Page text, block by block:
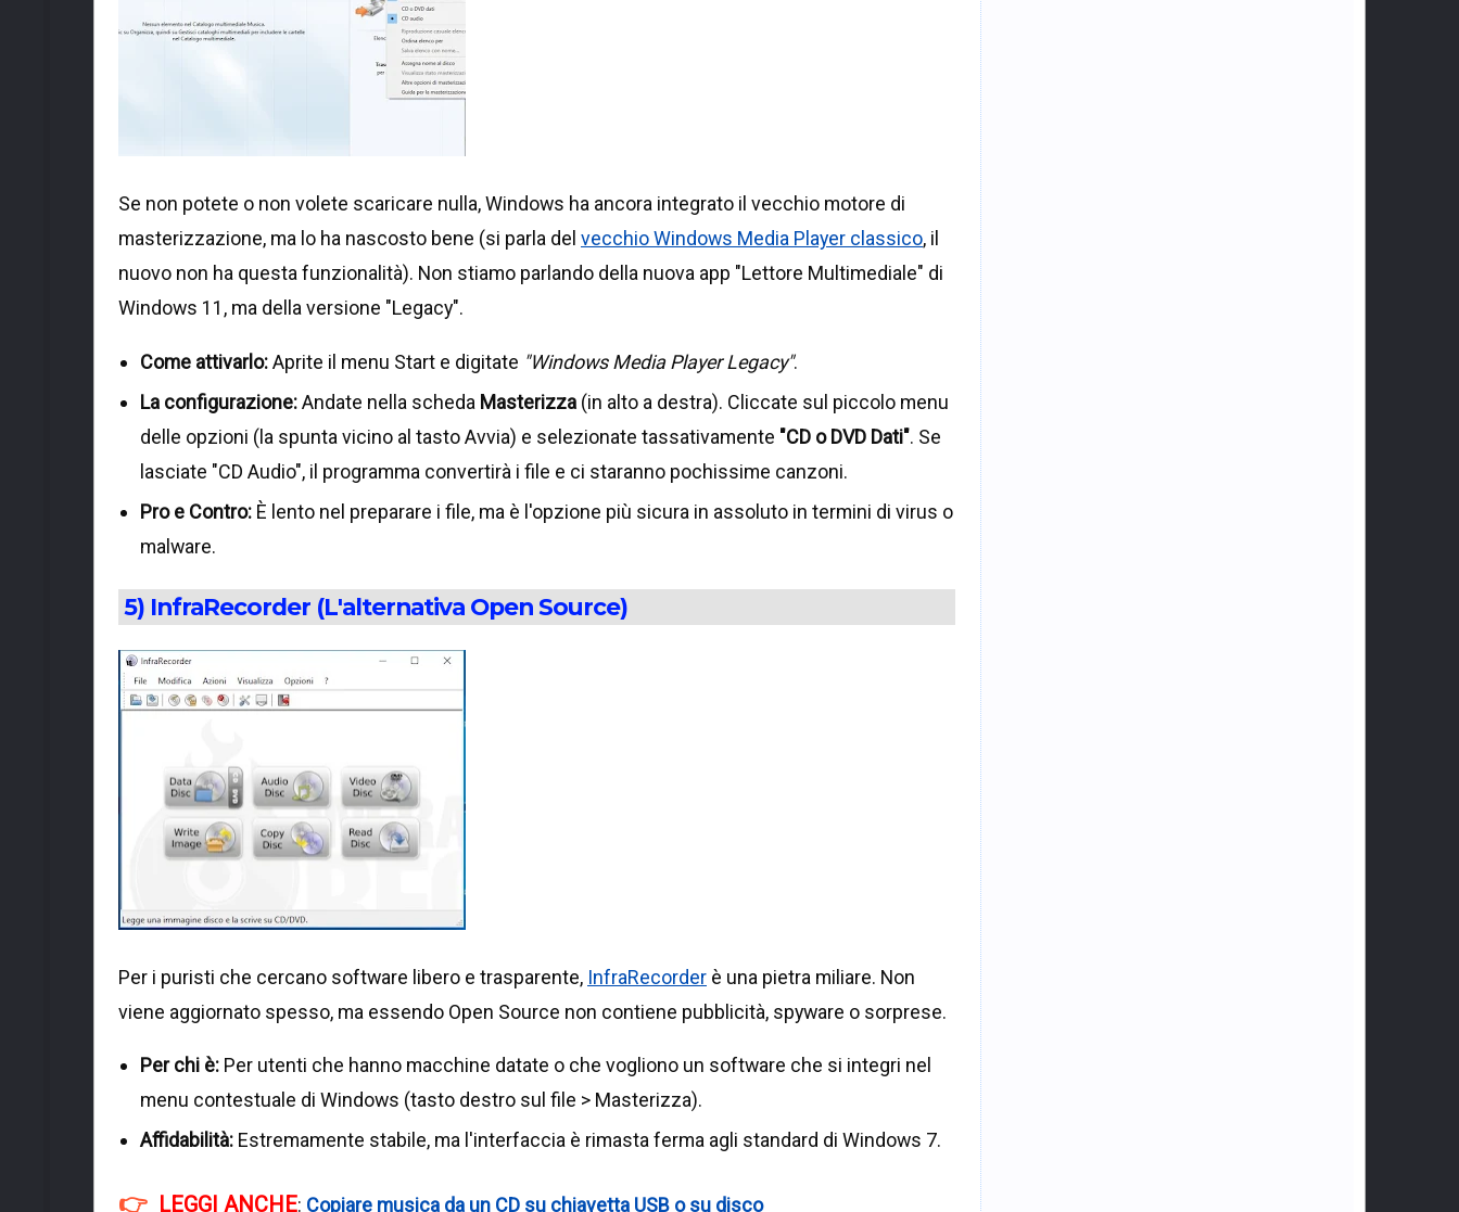
Se non potete o non volete scaricare nulla, Windows ha ancora integrato il vecchio motore di
masterizzazione, ma lo ha nascosto bene (si parla del vecchio Windows Media Player classico, il
nuovo non ha questa funzionalità). Non stiamo parlando della nuova app "Lettore Multimediale" di
Windows 11, ma della versione "Legacy".
Come attivarlo:Aprite il menu Start e digitate "Windows Media Player Legacy".
La configurazione:Andate nella scheda Masterizza (in alto a destra). Cliccate sul piccolo menu
delle opzioni (la spunta vicino al tasto Avvia) e selezionate tassativamente "CD o DVD Dati". Se
lasciate "CD Audio", il programma convertirà i file e ci staranno pochissime canzoni.
Pro e Contro: È lento nel preparare i file, ma è l'opzione più sicura in assoluto in termini di virus o
malware.
5) InfraRecorder (L'alternativa Open Source)
Per i puristi che cercano software libero e trasparente, InfraRecorder è una pietra miliare. Non
viene aggiornato spesso, ma essendo Open Source non contiene pubblicità, spyware o sorprese.
Per chi è: Per utenti che hanno macchine datate o che vogliono un software che si integri nel
menu contestuale di Windows (tasto destro sul file > Masterizza).
Affidabilità: Estremamente stabile, ma l'interfaccia è rimasta ferma agli standard di Windows 7.
LEGGI ANCHE: Copiare musica da un CD su chiavetta USB o su disco